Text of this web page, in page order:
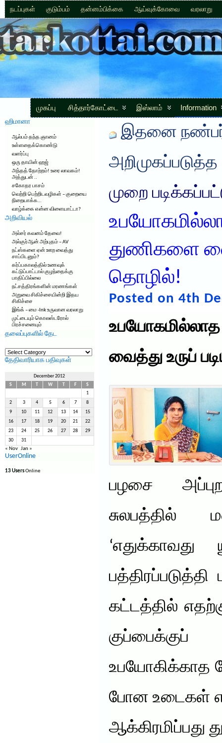
நடப்புகள் குடும்பம் தன்னம்பிக்கை ஆய்வுக்கோவை வரலாறு
முகப்பு சித்தார்கோட்டை இஸ்லாம் Information
ஹிமானா
ஆல்பம் தந்த ஞானம்
உள்ளதைக்கொண்டு
வளர்ப்பு
ஒரு தாயின் ஹஜ்
அந்தத் தோற்றம்! உரை லாவகம்!
அத்துடன் ..
சகோதர பாசம்
வெற்றி பெற்றிடவழிகள் – குறையை
நிறையாக்க…
வாழ்க்கை என்ன விளையாட்டா?
அறிவியல்
அல்சர் கவனம் தேவை!
அல்குர்ஆன் அற்புதம் – AV
நட்ஸ்களை ஏன் ஊற வைத்து
சாப்பிடனும்?
கர்ப்பகாலத்தில் உணவுக்
கட்டுப்பாட்டால் குழந்தைக்கு
பாதிப்பில்லை
நட்சத்திரங்களின் மரணங்கள்
அறுவை சிகிச்சையின்றி இதய
சிகிச்சை
இங்க் – மை -Ink உருவான வரலாறு
முட்டையும் கொலஸ்டரோல்
பிரச்சனையும்
தலைப்புகளில் தேட
தலைப்புகளில்
தேட
தேதிவாரியாக பதிவுகள்
December 2012
S
M W F
S
1
2 3 4 5 6 7 8
9 10 11 12 13 14 15
16 17 18 19 20 21 22
23 24 25 26 27 28 29
30 31
« Nov Jan »
UserOnline
13 UsersOnline
இதனை
அறிமுகப்படுத்த
முறை
துணிகளை
தொழில்!
Posted on 4th
வைத்து உருப்
பழசை
சுலபத்தில்
பத்திரப்படுத்தி
கட்டத்தில்
உபயோகிக்காத
போன உடைகள்
ஆக்கிரமிப்பது